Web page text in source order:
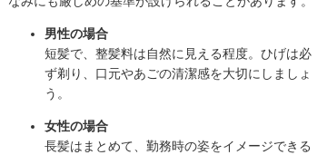
男性の場合
短髪で、整髪料は自然に見える程度。ひげは必
ず剃り、口元やあごの清潔感を大切にしましょ
う。
女性の場合
長髪はまとめて、勤務時の姿をイメージできる